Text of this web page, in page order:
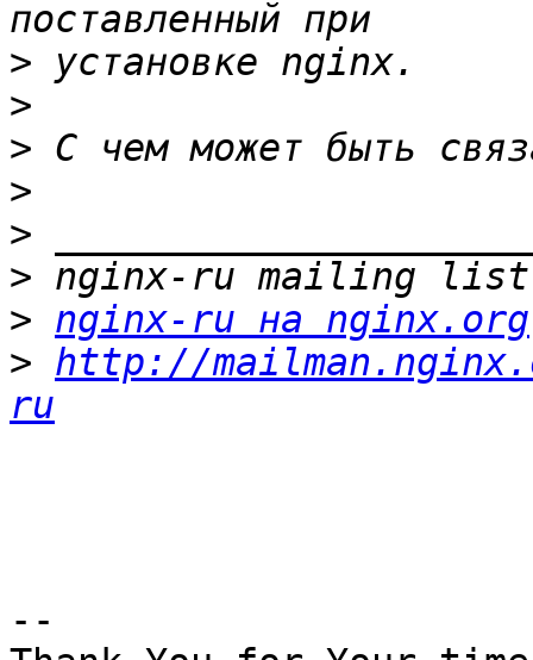
>
>
>
>
>
>
> nginx-ru на nginx.org
> http://
ru
--